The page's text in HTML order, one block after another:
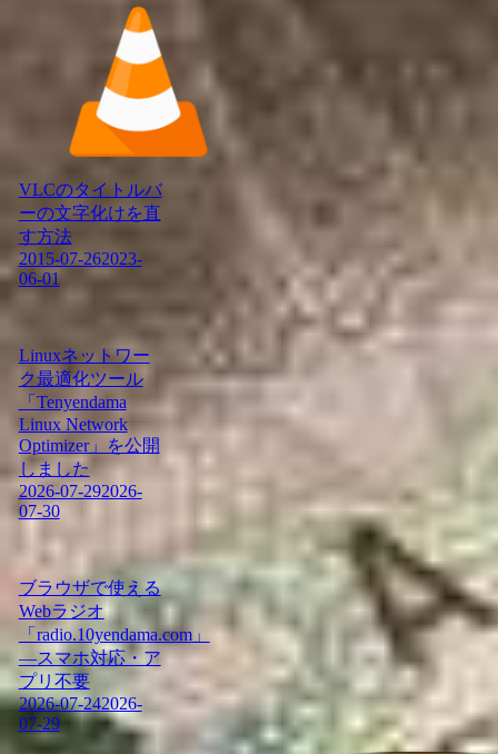
VLCのタイトルバ
ーの文字化けを直
す方法
2015-07-262023-
06-01
Linuxネットワー
ク最適化ツール
「Tenyendama
Linux Network
Optimizer」を公開
しました
2026-07-292026-
07-30
ブラウザで使える
Webラジオ
「radio.10yendama.com」
―スマホ対応・ア
プリ不要
2026-07-242026-
07-29